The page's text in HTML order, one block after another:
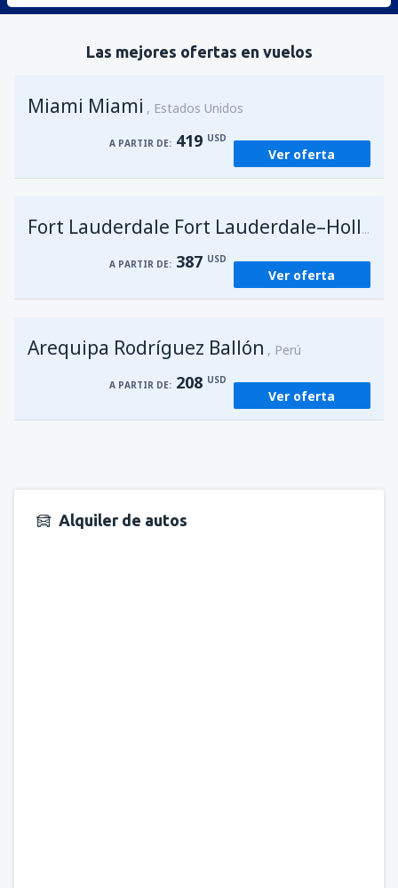
Las mejores ofertas en vuelos
Miami Miami Estados Unidos
A PARTIR DE: 419 USD
Ver oferta
Fort Lauderdale Fort Lauderdale–Hollywood Intl Airport
A PARTIR DE: 387 USD
Ver oferta
Arequipa Rodríguez Ballón Perú
A PARTIR DE: 208 USD
Ver oferta
Alquiler de autos